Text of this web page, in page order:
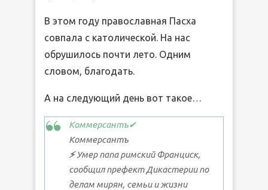
В этом году православная Пасха
совпала с католической. На нас
обрушилось почти лето. Одним
словом, благодать.
А на следующий день вот такое…
Коммерсантъ✔
Коммерсантъ
⚡️Умер папа римский Франциск,
сообщил префект Дикастерии по
делам мирян, семьи и жизни